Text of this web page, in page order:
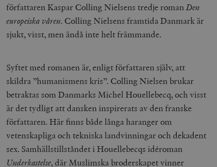
författaren Kaspar Colling Nielsens tredje romanDen
europeiska våren. Colling Nielsens framtida Danmark är
sjukt, visst, men ändå inte helt främmande.
Syftet med romanen är, enligt författaren själv, att
skildra ”humanismens kris”. Colling Nielsen brukar
betraktas som Danmarks Michel Houellebecq, och visst
är det tydligt att dansken inspirerats av den franske
författaren. Här finns både långa haranger om
vetenskapliga och tekniska landvinningar och dekadent
sex. Samhällstillståndet i Houellebecqs idéroman
Underkastelse, där Muslimska broderskapet vinner